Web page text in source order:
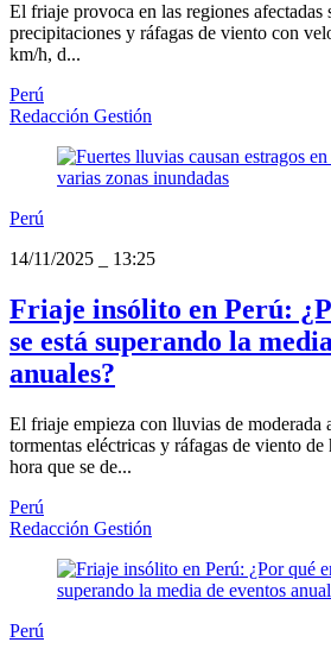
El friaje provoca en las regiones afectadas
precipitaciones y ráfagas de viento con
km/h, d...
Perú
Redacción Gestión
Perú
14/11/2025
13:25
Friaje insólito en Perú:
se está superando la
anuales?
El friaje empieza con lluvias de moderada
tormentas eléctricas y ráfagas de viento
hora que se de...
Perú
Redacción Gestión
Perú